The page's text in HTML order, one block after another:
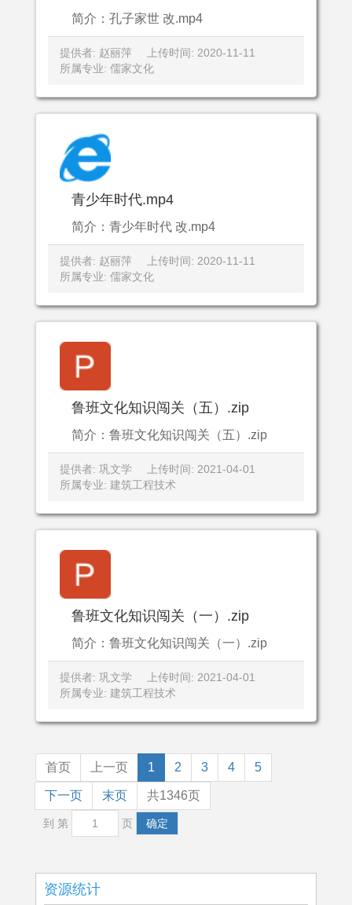
简介：孔子家世 改.mp4
提供者: 赵丽萍
上传时间: 2020-11-11
所属专业: 儒家文化
青少年时代.mp4
简介：青少年时代 改.mp4
提供者: 赵丽萍
上传时间: 2020-11-11
所属专业: 儒家文化
鲁班文化知识闯关（五）.zip
简介：鲁班文化知识闯关（五）.zip
提供者: 巩文学
上传时间: 2021-04-01
所属专业: 建筑工程技术
鲁班文化知识闯关（一）.zip
简介：鲁班文化知识闯关（一）.zip
提供者: 巩文学
上传时间: 2021-04-01
所属专业: 建筑工程技术
首页 上一页 1 2 3 4 5
下一页 末页 共1346页
到 第 页 确定
资源统计